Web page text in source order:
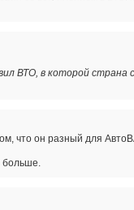
ВТО, в которой страна
что он разный для
больше.